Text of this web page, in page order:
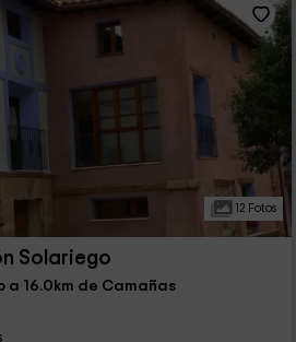
12 Fotos
Solariego
16.0km de Camañas